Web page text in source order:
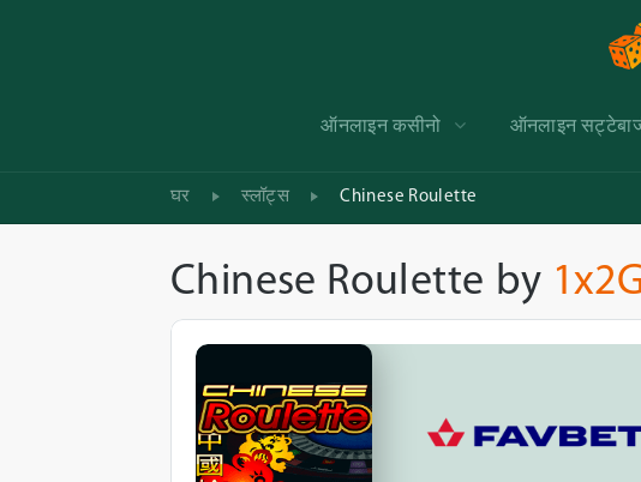
ऑनलाइन कसीनो ऑनलाइन
घर स्लॉट्स Chinese Roulette
Chinese Roulette by